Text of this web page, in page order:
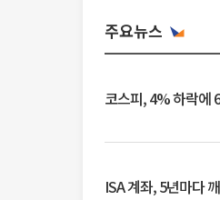
주요뉴스
코스피, 4% 하락에
ISA 계좌, 5년마다